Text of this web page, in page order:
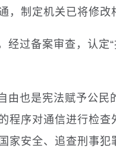
，制定机关已将修改
经过备案审查，认定
由也是宪法赋予公
程序对通信进行检
家安全、追查刑事犯